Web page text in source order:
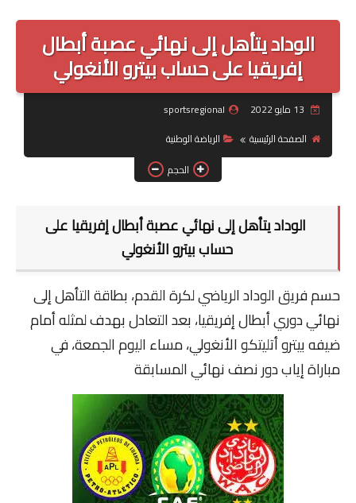
الرياضة الدولية
البطولة الاحترافية
_القسم الثاني
_القسم الأول هواة
_القسم الثاني هواة
الرياضة باسفي
قضايا وآراء
صوت وصورة
الوداد يتأهل إلى نهائي عصبة أبطال
إفريقيا على حساب بيترو الأنغولي
sportsregional
الصفحة الرئيسية
الرياضة الوطنية
الحجم
الوداد يتأهل إلى نهائي عصبة أبطال إفريقيا على
حساب بيترو الأنغولي
حسم فريق الوداد الرياضي لكرة القدم، بطاقة التأهل إلى
نهائي دوري أبطال إفريقيا، بعد التعادل بهدف لمثله أمام
ضيفه بيترو أتليتكو الأنغولي، مساء اليوم الجمعة، في
مباراة إياب دور نصف نهائي المسابقة